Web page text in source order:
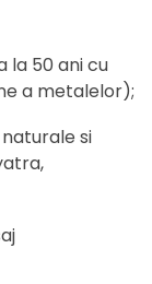
la 50 ani cu
a metalelor);
si